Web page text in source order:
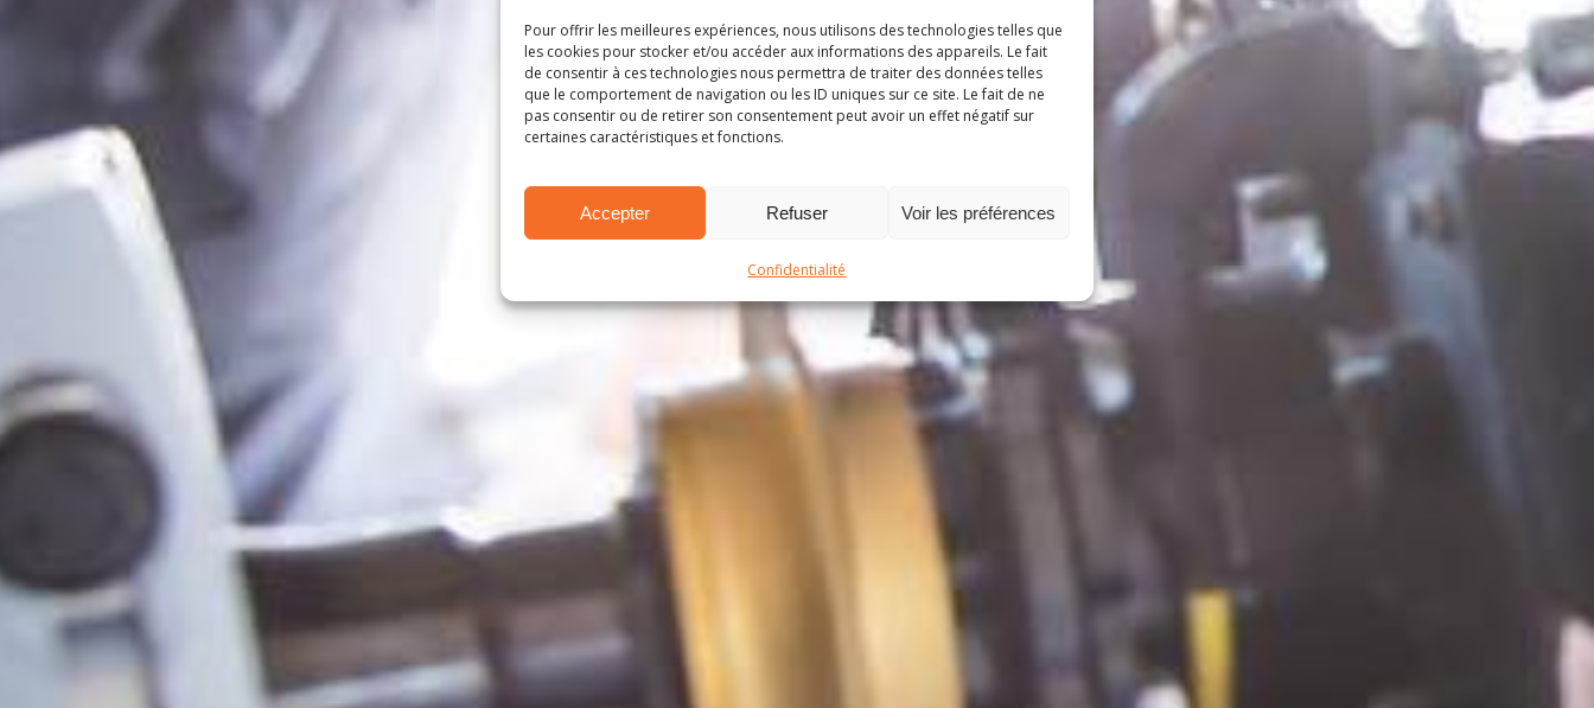
Pour offrir les meilleures expériences, nous utilisons des technologies telles que
les cookies pour stocker et/ou accéder aux informations des appareils. Le fait
de consentir à ces technologies nous permettra de traiter des données telles
que le comportement de navigation ou les ID uniques sur ce site. Le fait de ne
pas consentir ou de retirer son consentement peut avoir un effet négatif sur
certaines caractéristiques et fonctions.
Accepter Refuser Voir les préférences
Confidentialité